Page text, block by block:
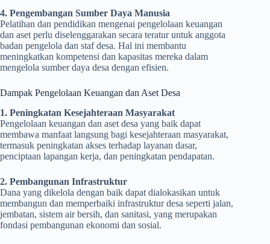
4. Pengembangan Sumber Daya Manusia
Pelatihan dan pendidikan mengenai pengelolaan keuangan
dan aset perlu diselenggarakan secara teratur untuk anggota
badan pengelola dan staf desa. Hal ini membantu
meningkatkan kompetensi dan kapasitas mereka dalam
mengelola sumber daya desa dengan efisien.
Dampak Pengelolaan Keuangan dan Aset Desa
1. Peningkatan Kesejahteraan Masyarakat
Pengelolaan keuangan dan aset desa yang baik dapat
membawa manfaat langsung bagi kesejahteraan masyarakat,
termasuk peningkatan akses terhadap layanan dasar,
penciptaan lapangan kerja, dan peningkatan pendapatan.
2. Pembangunan Infrastruktur
Dana yang dikelola dengan baik dapat dialokasikan untuk
membangun dan memperbaiki infrastruktur desa seperti jalan,
jembatan, sistem air bersih, dan sanitasi, yang merupakan
fondasi pembangunan ekonomi dan sosial.